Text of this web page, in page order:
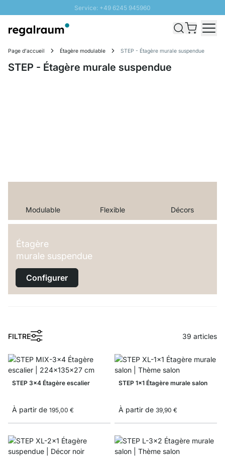
Service: +49 6245 945960
Livraison rapide - Livraison gratuite dès 100€
PROMO SOLEIL: Jusqu'à 20% de remise
Page d'accueil Étagère modulable STEP - Étagère murale suspendue
STEP - Étagère murale suspendue
Modulable Flexible Décors
Étagère
murale suspendue
Configurer
FILTRE 39 articles
STEP 3x4 Étagère escalier
À partir de 195,00 €
STEP 1x1 Étagère murale salon
À partir de 39,90 €